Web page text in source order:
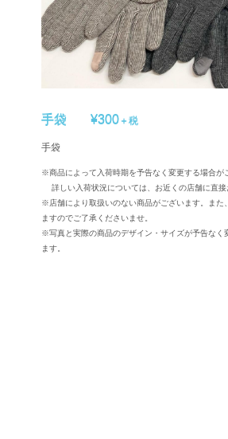
手袋 ¥300＋税
手袋
※商品によって入荷時期を予告なく変更する場合が
詳しい入荷状況については、お近くの店舗に直接
※店舗により取扱いのない商品がございます。また
ますのでご了承くださいませ。
※写真と実際の商品のデザイン・サイズが予告なく
ます。